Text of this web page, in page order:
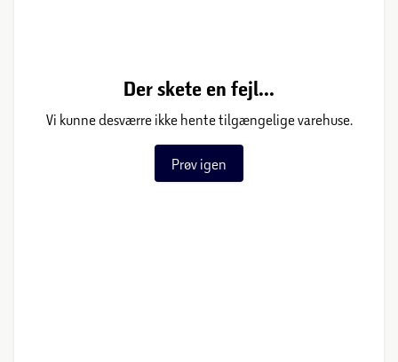
Der skete en fejl...
Vi kunne desværre ikke hente tilgængelige varehuse.
Prøv igen